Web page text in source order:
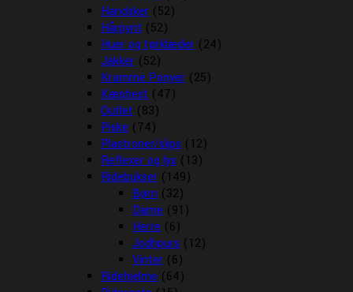
Handsker (52)
Hårpynt (52)
Huer og tørklæder (24)
Jakker (52)
Kramme Ponyer (25)
Kæphest (47)
Outlet (83)
Piske (74)
Plastroner/slips (12)
Reflexer og lys (13)
Ridebukser (149)
Børn (32)
Dame (91)
Herre (6)
Jodhpurs (12)
Vinter (6)
Ridehjelme (64)